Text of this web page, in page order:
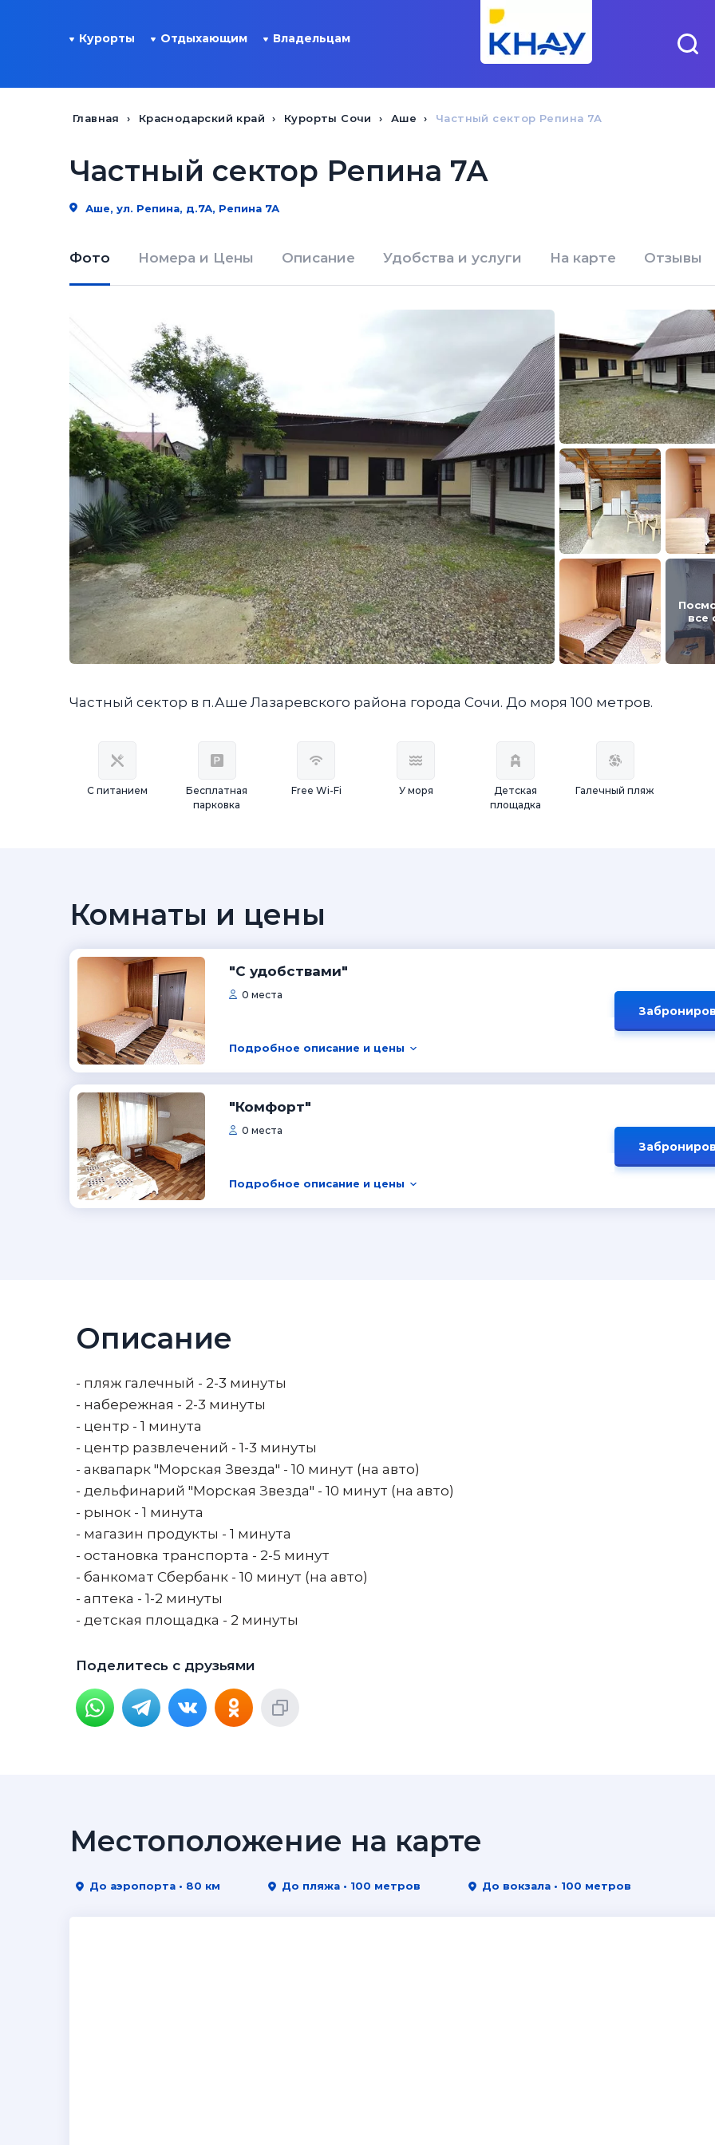
Курорты Отдыхающим Владельцам
Главная Краснодарский край Курорты Сочи Аше Частный сектор Репина 7А
Частный сектор Репина 7А
Аше, ул. Репина, д.7А, Репина 7А
Фото Номера и Цены Описание Удобства и услуги На карте Отзывы
все
Частный сектор в п.Аше Лазаревского района города Сочи. До моря 100 метров.
С питанием
Бесплатная
парковка
Free Wi-Fi У моря
Детская
площадка
Галечный пляж
Комнаты и цены
"С удобствами"
0 места
Подробное описание и цены
"Комфорт"
0 места
Подробное описание и цены
Описание
- пляж галечный - 2-3 минуты
- набережная - 2-3 минуты
- центр - 1 минута
- центр развлечений - 1-3 минуты
- аквапарк "Морская Звезда" - 10 минут (на авто)
- дельфинарий "Морская Звезда" - 10 минут (на авто)
- рынок - 1 минута
- магазин продукты - 1 минута
- остановка транспорта - 2-5 минут
- банкомат Сбербанк - 10 минут (на авто)
- аптека - 1-2 минуты
- детская площадка - 2 минуты
Поделитесь с друзьями
Местоположение на карте
До аэропорта • 80 км До пляжа • 100 метров До вокзала • 100 метров